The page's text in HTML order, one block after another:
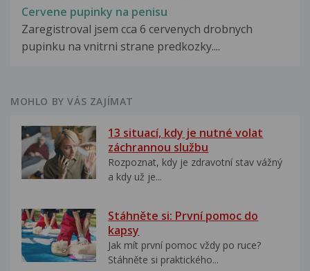
Cervene pupinky na penisu
Zaregistroval jsem cca 6 cervenych drobnych
pupinku na vnitrni strane predkozky....
MOHLO BY VÁS ZAJÍMAT
13 situací, kdy je nutné volat
záchrannou službu
Rozpoznat, kdy je zdravotní stav vážný
a kdy už je...
Stáhněte si: První pomoc do
kapsy
Jak mít první pomoc vždy po ruce?
Stáhněte si praktického...